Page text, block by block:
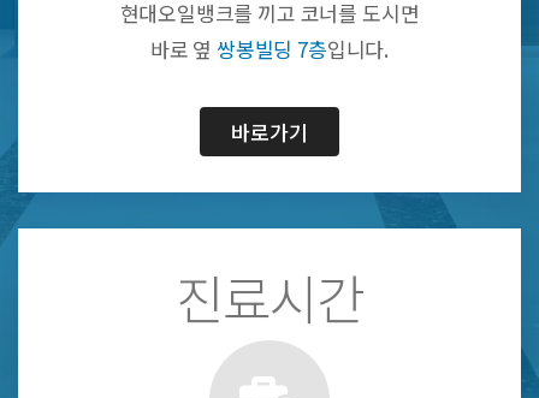
현대오일뱅크를 끼고 코너를 도시면
바로 옆 쌍봉빌딩 7층입니다.
바로가기
진료시간